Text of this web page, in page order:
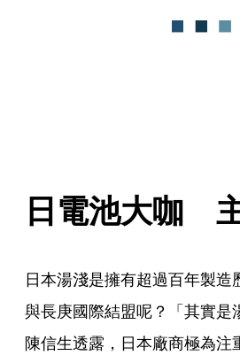
日電池大咖　
日本湯淺是擁有超過百年製
與長庚國際結盟呢？「其實是
陳信生透露，日本廠商極為